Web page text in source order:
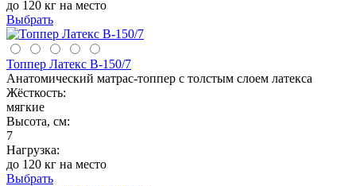
до 120 кг на место
Выбрать
Топпер Латекс В-150/7
Анатомический матрас-топпер с толстым слоем латекса
Жёсткость:
мягкие
Высота, см:
7
Нагрузка:
до 120 кг на место
Выбрать